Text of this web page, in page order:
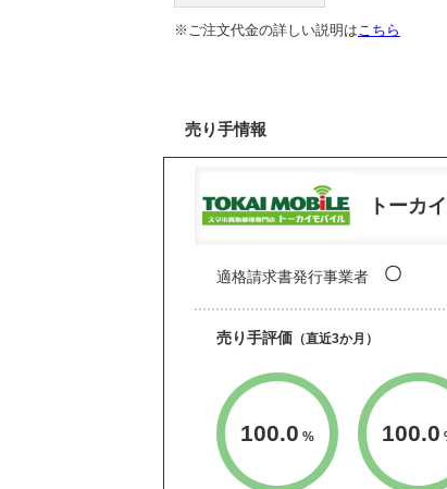
※ご注文代金の詳しい説明はこちら
売り手情報
トーカ
適格請求書発行事業者 〇
売り手評価 （直近3か月）
100.0 % 100.0